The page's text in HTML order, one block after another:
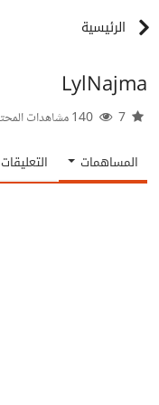
الرئيسية
LylNajma
المساهمات التعليقات